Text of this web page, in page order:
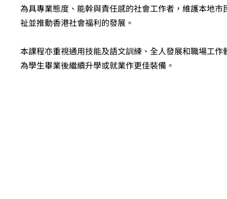
為具專業態度、能幹與責任感的社會工作者，維護本地市
祉並推動香港社會福利的發展。
本課程亦重視通用技能及語文訓練、全人發展和職場工作
為學生畢業後繼續升學或就業作更佳裝備。